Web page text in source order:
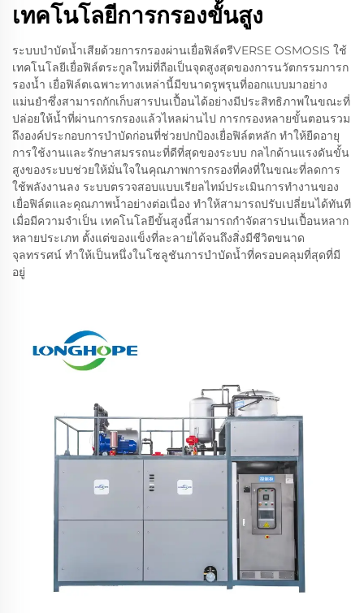
เทคโนโลยีการกรองขั้นสูง
ระบบบำบัดน้ำเสียด้วยการกรองผ่านเยื่อฟิล์ตรีVERSE OSMOSIS ใช้
เทคโนโลยีเยื่อฟิล์ตระกูลใหม่ที่ถือเป็นจุดสูงสุดของการนวัตกรรมการก
รองน้ำ เยื่อฟิล์ตเฉพาะทางเหล่านี้มีขนาดรูพรุนที่ออกแบบมาอย่าง
แม่นยำซึ่งสามารถกักเก็บสารปนเปื้อนได้อย่างมีประสิทธิภาพในขณะที่
ปล่อยให้น้ำที่ผ่านการกรองแล้วไหลผ่านไป การกรองหลายขั้นตอนรวม
ถึงองค์ประกอบการบำบัดก่อนที่ช่วยปกป้องเยื่อฟิล์ตหลัก ทำให้ยืดอายุ
การใช้งานและรักษาสมรรถนะที่ดีที่สุดของระบบ กลไกด้านแรงดันขั้น
สูงของระบบช่วยให้มั่นใจในคุณภาพการกรองที่คงที่ในขณะที่ลดการ
ใช้พลังงานลง ระบบตรวจสอบแบบเรียลไทม์ประเมินการทำงานของ
เยื่อฟิล์ตและคุณภาพน้ำอย่างต่อเนื่อง ทำให้สามารถปรับเปลี่ยนได้ทันที
เมื่อมีความจำเป็น เทคโนโลยีขั้นสูงนี้สามารถกำจัดสารปนเปื้อนหลาก
หลายประเภท ตั้งแต่ของแข็งที่ละลายได้จนถึงสิ่งมีชีวิตขนาด
จุลทรรศน์ ทำให้เป็นหนึ่งในโซลูชันการบำบัดน้ำที่ครอบคลุมที่สุดที่มี
อยู่